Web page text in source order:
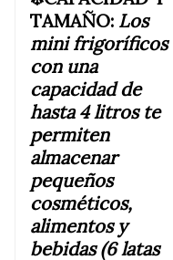
TAMAÑO: Los
mini frigoríficos
con una
capacidad de
hasta 4 litros te
permiten
almacenar
pequeños
cosméticos,
alimentos y
bebidas (6 latas